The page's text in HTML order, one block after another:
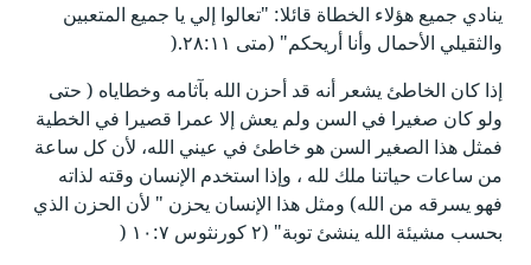
ينادي جميع هؤلاء الخطاة قائلا: "تعالوا إلي يا جميع المتعبين
والثقيلي الأحمال وأنا أريحكم" (متى ٢٨:١١.(
إذا كان الخاطئ يشعر أنه قد أحزن الله بآثامه وخطاياه ( حتى
ولو كان صغيرا في السن ولم يعش إلا عمرا قصيرا في الخطية
فمثل هذا الصغير السن هو خاطئ في عيني الله، لأن كل ساعة
من ساعات حياتنا ملك لله ، وإذا استخدم الإنسان وقته لذاته
فهو يسرقه من الله) ومثل هذا الإنسان يحزن " لأن الحزن الذي
بحسب مشيئة الله ينشئ توبة" (٢ كورنثوس ١٠:٧ (